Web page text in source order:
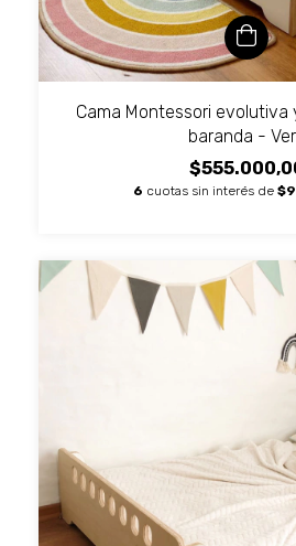
Cama Montessori evolutiva
baranda -
6 cuotas sin interés de